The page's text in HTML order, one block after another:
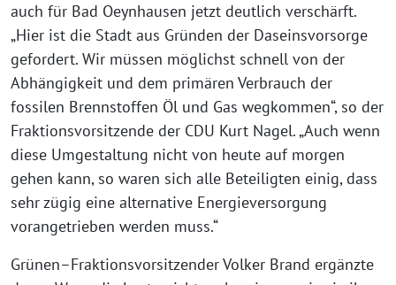
auch für Bad Oeynhausen jetzt deutlich verschärft.
„Hier ist die Stadt aus Gründen der Daseinsvorsorge
gefordert. Wir müssen möglichst schnell von der
Abhängigkeit und dem primären Verbrauch der
fossilen Brennstoffen Öl und Gas wegkommen“, so der
Fraktionsvorsitzende der CDU Kurt Nagel. „Auch wenn
diese Umgestaltung nicht von heute auf morgen
gehen kann, so waren sich alle Beteiligten einig, dass
sehr zügig eine alternative Energieversorgung
vorangetrieben werden muss.“
Grünen–Fraktionsvorsitzender Volker Brand ergänzte